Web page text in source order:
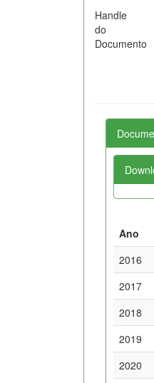
Handle
do
Documento
Ano
2016
2017
2018
2019
2020